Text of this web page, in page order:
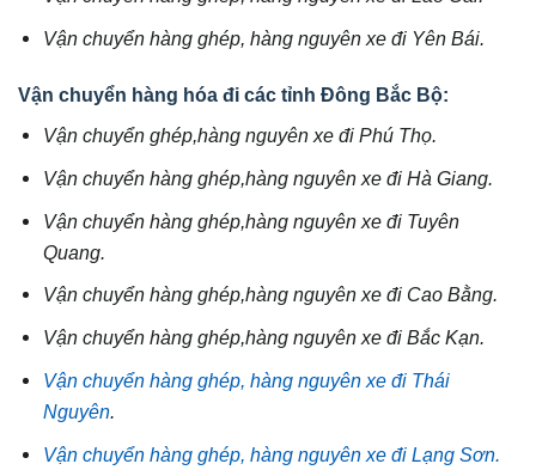
Vận chuyển hàng ghép, hàng nguyên xe đi Yên Bái.
Vận chuyển hàng hóa đi các tỉnh Đông Bắc Bộ:
Vận chuyển ghép,hàng nguyên xe đi Phú Thọ.
Vận chuyển hàng ghép,hàng nguyên xe đi Hà Giang.
Vận chuyển hàng ghép,hàng nguyên xe đi Tuyên
Quang.
Vận chuyển hàng ghép,hàng nguyên xe đi Cao Bằng.
Vận chuyển hàng ghép,hàng nguyên xe đi Bắc Kạn.
Vận chuyển hàng ghép, hàng nguyên xe đi Thái
Nguyên.
Vận chuyển hàng ghép, hàng nguyên xe đi Lạng Sơn.